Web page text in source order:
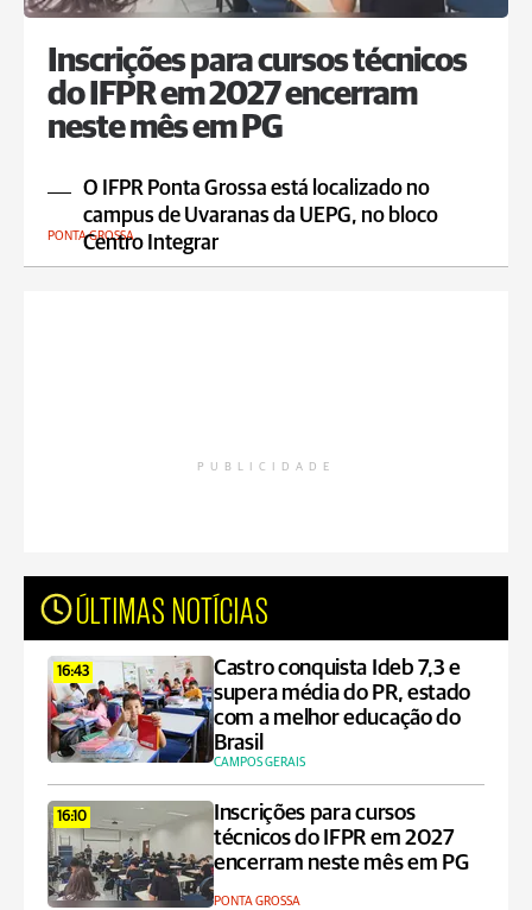
Inscrições para cursos técnicos
do IFPR em 2027 encerram
neste mês em PG
O IFPR Ponta Grossa está localizado no
campus de Uvaranas da UEPG, no bloco
Centro Integrar
PONTA GROSSA
PUBLICIDADE
ÚLTIMAS NOTÍCIAS
16:43
Castro conquista Ideb 7,3 e
supera média do PR, estado
com a melhor educação do
Brasil
CAMPOS GERAIS
16:10
Inscrições para cursos
técnicos do IFPR em 2027
encerram neste mês em PG
PONTA GROSSA